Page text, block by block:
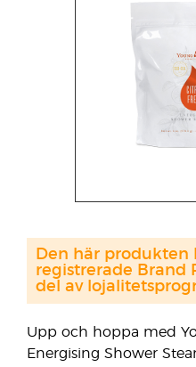
Upp och hoppa med
Energising Shower
Den här produkten
registrerade Brand
del av